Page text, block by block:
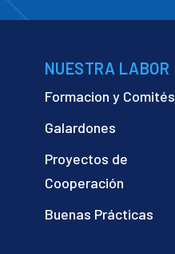
NUESTRA LABOR
Formacion y Comités
Galardones
Proyectos de
Cooperación
Buenas Prácticas